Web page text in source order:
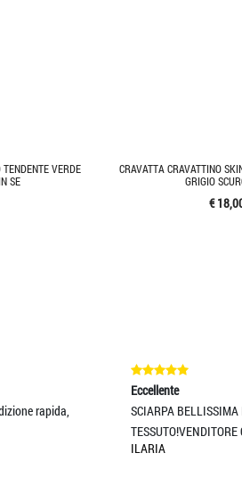
VERDE
SE
CRAVATTA CRAVATTINO
GRIGIO
€
rapida,
Eccellente
SCIARPA BELLISSIMA
TESSUTO!VENDITORE
ILARIA